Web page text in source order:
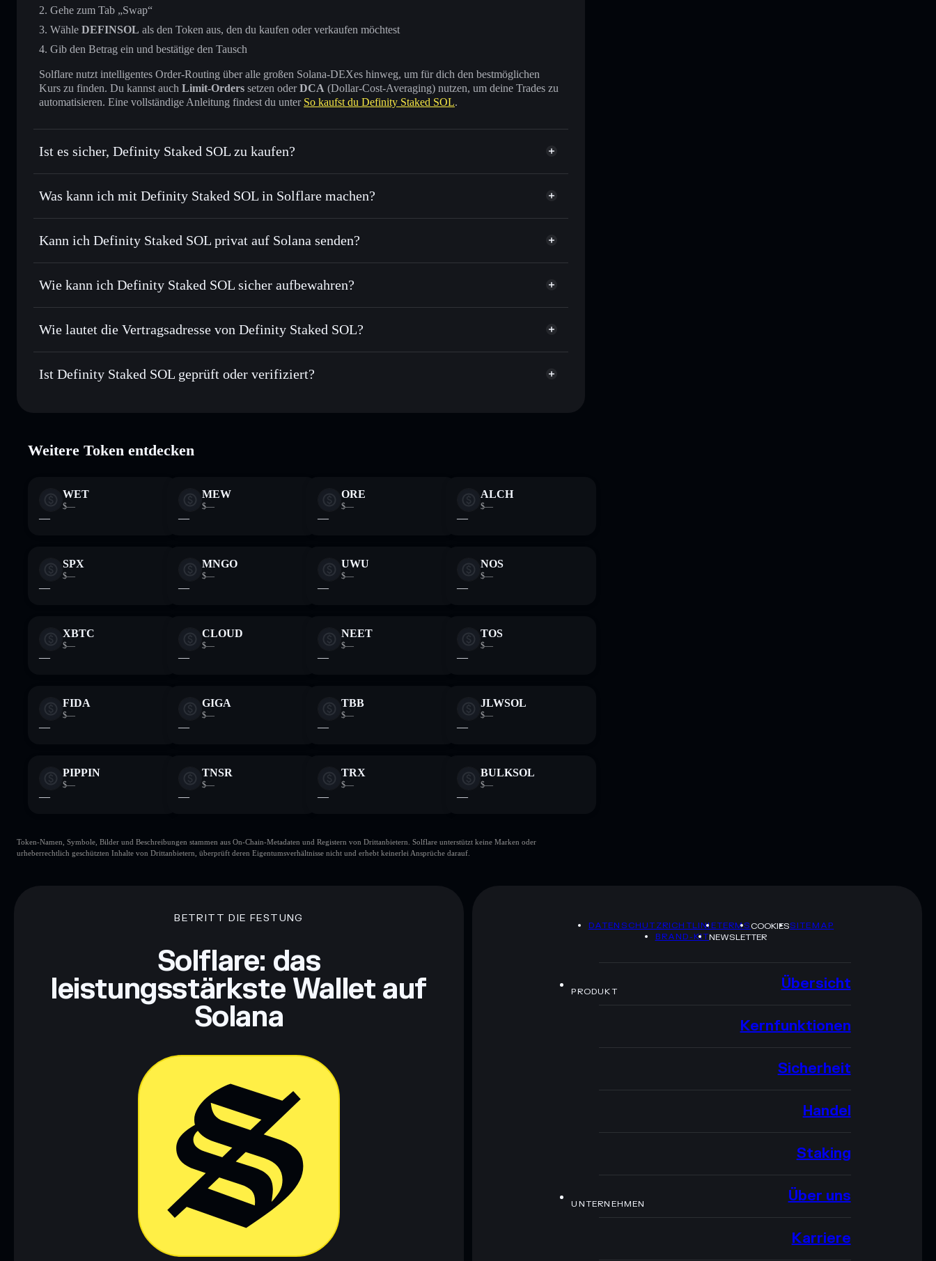
Gehe zum Tab „Swap“
Wähle DEFINSOL als den Token aus, den du kaufen oder verkaufen möchtest
Gib den Betrag ein und bestätige den Tausch
Solflare nutzt intelligentes Order-Routing über alle großen Solana-DEXes hinweg, um für dich den bestmöglichen
Kurs zu finden. Du kannst auch Limit-Orders setzen oderDCA (Dollar-Cost-Averaging) nutzen, um deine Trades zu
automatisieren. Eine vollständige Anleitung findest du unter So kaufst du Definity Staked SOL.
Ist es sicher, Definity Staked SOL zu kaufen?
Definity Staked SOL verifizierter Token
Was kann ich mit Definity Staked SOL in Solflare machen?
Definity Staked SOL
Solflare-Wallet
Sofort tauschen– handle DEFINSOL gegen SOL, USDC oder Tausende anderer Solana-Tokens mit intelligentem
Durchschnittskosteneffekt nutzen – Schritt für Schritt per Durchschnittskosteneffekt in DEFINSOL einsteigen
Privat senden– übertrage DEFINSOL, ohne Wallets öffentlich zu verknüpfen, mithilfe des in Solflare integrierten
Privacy Aggregators
kontrollierst
Kann ich Definity Staked SOL privat auf Solana senden?
Solflare-Wallet Privacy Aggregator Definity Staked SOL
Wie kann ich Definity Staked SOL sicher aufbewahren?
Definity Staked SOL nicht verwahrenden Wallet Solflare
Privacy Aggregator
Wie lautet die Vertragsadresse von Definity Staked SOL?
Definity Staked SOL
DEF1NXSZ8Th9n28hYBayrFtx9bj1EwwTiy3mhHEB9oyA
Solflare-
Ist Definity Staked SOL geprüft oder verifiziert?
Weitere Token entdecken
WET
$—
—
MEW
$—
—
ORE
$—
—
ALCH
$—
—
SPX
$—
—
MNGO
$—
—
UWU
$—
—
NOS
$—
—
XBTC
$—
—
CLOUD
$—
—
NEET
$—
—
TOS
$—
—
FIDA
$—
—
GIGA
$—
—
TBB
$—
—
JLWSOL
$—
—
PIPPIN
$—
—
TNSR
$—
—
TRX
$—
—
BULKSOL
$—
—
Token-Namen, Symbole, Bilder und Beschreibungen stammen aus On-Chain-Metadaten und Registern von Drittanbietern. Solflare unterstützt keine Marken oder
urheberrechtlich geschützten Inhalte von Drittanbietern, überprüft deren Eigentumsverhältnisse nicht und erhebt keinerlei Ansprüche darauf.
BETRITT DIE FESTUNG
Solflare: das
leistungsstärkste Wallet auf
Solana
DATENSCHUTZRICHTLINIETERMSCOOKIESSITEMAP
BRAND-KITNEWSLETTER
PRODUKT Übersicht
Kernfunktionen
Sicherheit
Handel
Staking
UNTERNEHMEN Über uns
Karriere